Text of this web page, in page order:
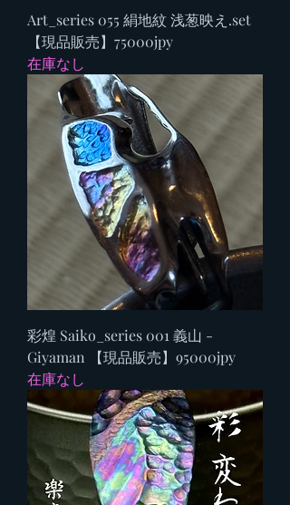
Art_series 055 絹地紋 浅葱映え.set
【現品販売】75000jpy
在庫なし
彩煌 Saiko_series 001 義山 -
Giyaman 【現品販売】95000jpy
在庫なし